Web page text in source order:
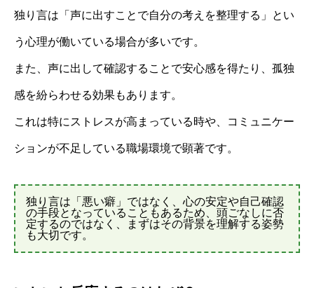
独り言は「声に出すことで自分の考えを整理する」とい
う心理が働いている場合が多いです。
また、声に出して確認することで安心感を得たり、孤独
感を紛らわせる効果もあります。
これは特にストレスが高まっている時や、コミュニケー
ションが不足している職場環境で顕著です。
独り言は「悪い癖」ではなく、心の安定や自己確認
の手段となっていることもあるため、頭ごなしに否
定するのではなく、まずはその背景を理解する姿勢
も大切です。